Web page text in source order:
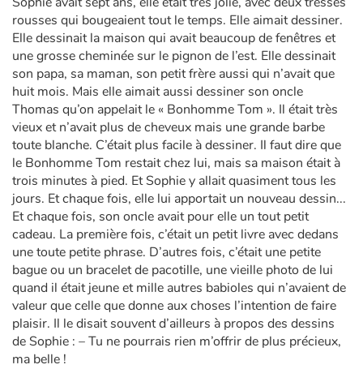
rousses qui bougeaient tout le temps. Elle aimait dessiner.
Elle dessinait la maison qui avait beaucoup de fenêtres et
une grosse cheminée sur le pignon de l’est. Elle dessinait
son papa, sa maman, son petit frère aussi qui n’avait que
huit mois. Mais elle aimait aussi dessiner son oncle
Thomas qu’on appelait le « Bonhomme Tom ». Il était très
vieux et n’avait plus de cheveux mais une grande barbe
toute blanche. C’était plus facile à dessiner. Il faut dire que
le Bonhomme Tom restait chez lui, mais sa maison était à
trois minutes à pied. Et Sophie y allait quasiment tous les
jours. Et chaque fois, elle lui apportait un nouveau dessin...
Et chaque fois, son oncle avait pour elle un tout petit
cadeau. La première fois, c’était un petit livre avec dedans
une toute petite phrase. D’autres fois, c’était une petite
bague ou un bracelet de pacotille, une vieille photo de lui
quand il était jeune et mille autres babioles qui n’avaient de
valeur que celle que donne aux choses l’intention de faire
plaisir. Il le disait souvent d’ailleurs à propos des dessins
de Sophie : – Tu ne pourrais rien m’offrir de plus précieux,
ma belle !